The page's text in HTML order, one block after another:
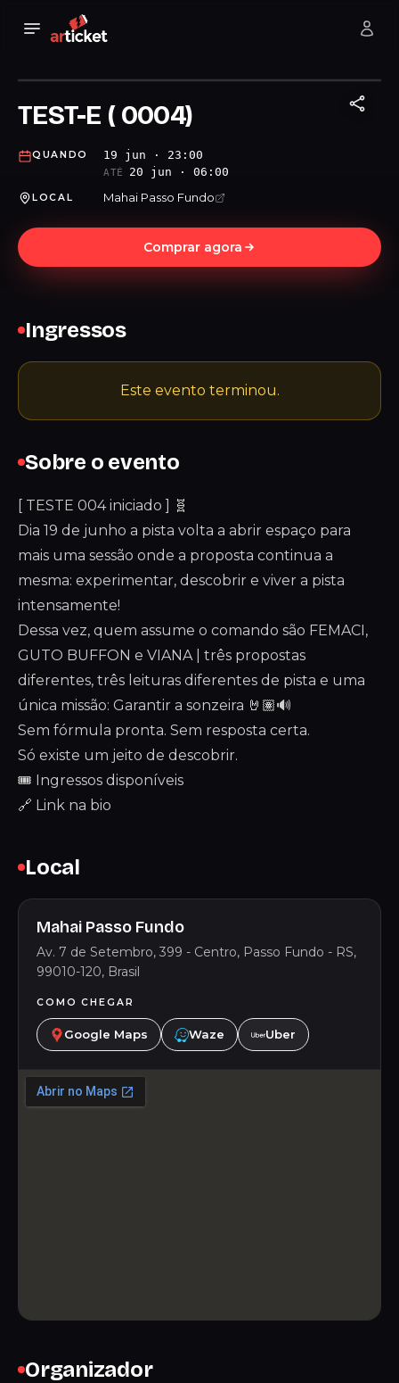
TEST-E ( 0004)
QUANDO 19 jun · 23:00
ATÉ 20 jun · 06:00
LOCAL Mahai Passo Fundo
Comprar agora
Sobre o evento
[ TESTE 004 iniciado ] 🧬
Dia 19 de junho a pista volta a abrir espaço para
mais uma sessão onde a proposta continua a
mesma: experimentar, descobrir e viver a pista
intensamente!
Dessa vez, quem assume o comando são FEMACI,
GUTO BUFFON e VIANA | três propostas
diferentes, três leituras diferentes de pista e uma
única missão: Garantir a sonzeira 🤘🏽🔊
Sem fórmula pronta. Sem resposta certa.
Só existe um jeito de descobrir.
🎟️ Ingressos disponíveis
🔗 Link na bio
Local
Mahai Passo Fundo
Av. 7 de Setembro, 399 - Centro, Passo Fundo - RS,
99010-120, Brasil
COMO CHEGAR
Google Maps Waze Uber
Organizador
Ingressos
Este evento terminou.